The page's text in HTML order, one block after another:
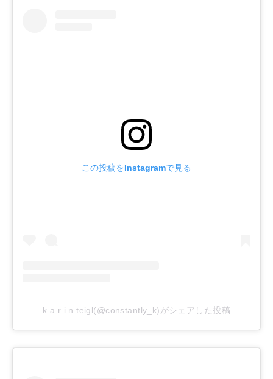
この投稿をInstagramで見る
k a r i n teigl(@constantly_k)がシェアした投稿